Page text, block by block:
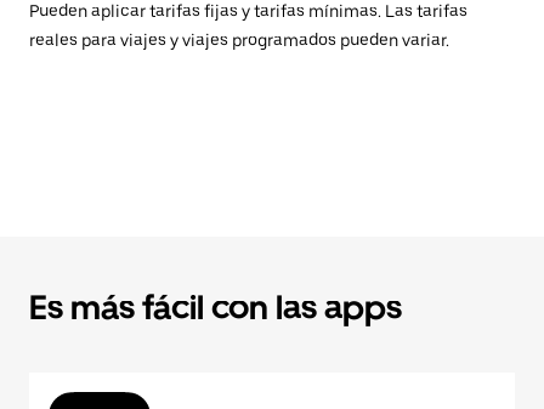
Pueden aplicar tarifas fijas y tarifas mínimas. Las tarifas
reales para viajes y viajes programados pueden variar.
Es más fácil con las apps